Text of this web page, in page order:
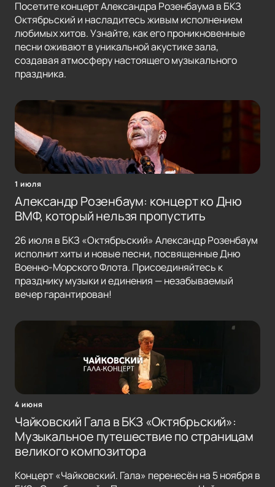
Посетите концерт Александра Розенбаума в БКЗ
Октябрьский и насладитесь живым исполнением
любимых хитов. Узнайте, как его проникновенные
песни оживают в уникальной акустике зала,
создавая атмосферу настоящего музыкального
праздника.
1 июля
Александр Розенбаум: концерт ко Дню
ВМФ, который нельзя пропустить
26 июля в БКЗ «Октябрьский» Александр Розенбаум
исполнит хиты и новые песни, посвященные Дню
Военно-Морского Флота. Присоединяйтесь к
празднику музыки и единения — незабываемый
вечер гарантирован!
4 июня
Чайковский Гала в БКЗ «Октябрьский»:
Музыкальное путешествие по страницам
великого композитора
Концерт «Чайковский. Гала» перенесён на 5 ноября в